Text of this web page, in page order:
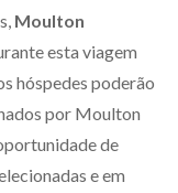
Moulton
esta viagem
hóspedes poderão
por Moulton
de
e em